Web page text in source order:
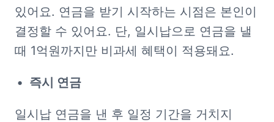
있어요. 연금을 받기 시작하는 시점은 본인이
결정할 수 있어요. 단, 일시납으로 연금을 낼
때 1억원까지만 비과세 혜택이 적용돼요.
즉시 연금
일시납 연금을 낸 후 일정 기간을 거치지